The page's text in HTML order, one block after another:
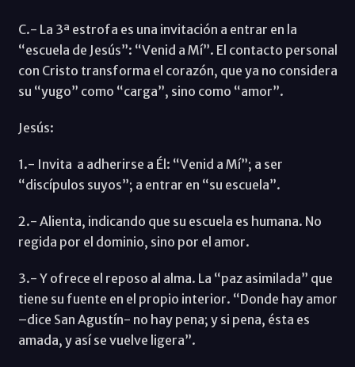
C.- La 3ª estrofa es una invitación a entrar en la
“escuela de Jesús”: “Venid a Mí”. El contacto personal
con Cristo transforma el corazón, que ya no considera
su “yugo” como “carga”, sino como “amor”.
Jesús:
1.- Invita a adherirse a Él: “Venid a Mí”; a ser
“discípulos suyos”; a entrar en “su escuela”.
2.- Alienta, indicando que su escuela es humana. No
regida por el dominio, sino por el amor.
3.- Y ofrece el reposo al alma. La “paz asimilada” que
tiene su fuente en el propio interior. “Donde hay amor
–dice San Agustín- no hay pena; y si pena, ésta es
amada, y así se vuelve ligera”.